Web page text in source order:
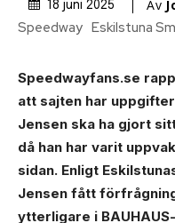
18 juni 2025 Av
Speedway Eskilstuna
Speedwayfans.se
att sajten har
Jensen ska ha gjort
då han har varit
sidan. Enligt
Jensen fått
ytterligare i